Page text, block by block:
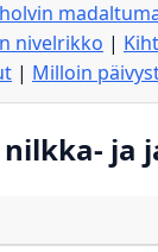
nivelrikko |
| Milloin
nilkka- ja